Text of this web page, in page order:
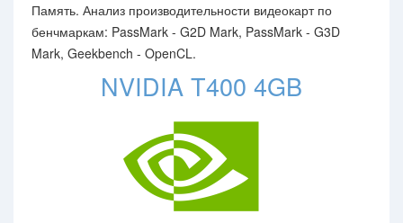
Память. Анализ производительности видеокарт по
бенчмаркам: PassMark - G2D Mark, PassMark - G3D
Mark, Geekbench - OpenCL.
NVIDIA T400 4GB